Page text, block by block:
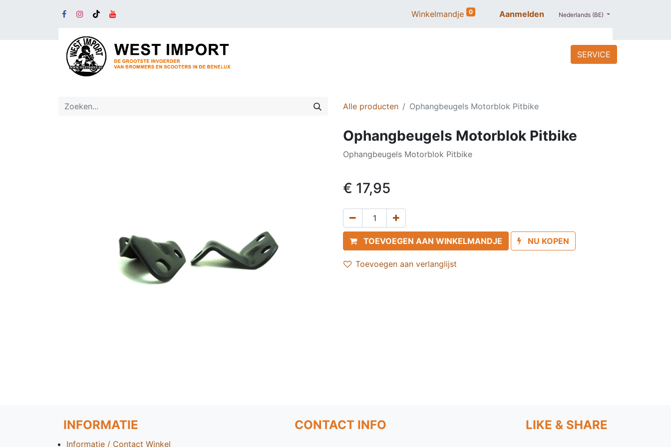
Winkelmandje 0 Aanmelden Nederlands (BE)
PROMO
SERVICE
Alle producten Ophangbeugels Motorblok Pitbike
Ophangbeugels Motorblok Pitbike
Ophangbeugels Motorblok Pitbike
€ 17,95
TOEVOEGEN AAN WINKELMANDJE NU KOPEN
Toevoegen aan verlanglijst
INFORMATIE CONTACT INFO LIKE & SHARE
Informatie / Contact Winkel